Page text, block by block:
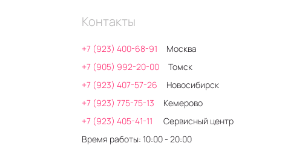
Контакты
+7 (923) 400-68-91
Москва
+7 (905) 992-20-00
Томск
+7 (923) 407-57-26
Новосибирск
+7 (923) 775-75-13
Кемерово
+7 (923) 405-41-11
Сервисный центр
Время работы: 10:00 - 20:00